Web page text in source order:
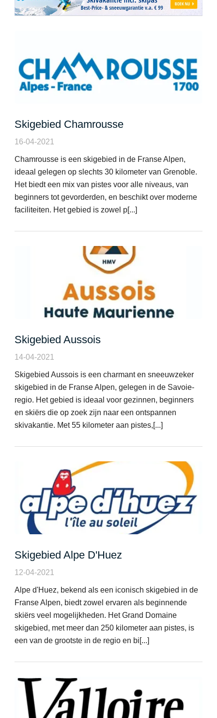
Skigebied Chamrousse
16-04-2021
Chamrousse is een skigebied in de Franse Alpen,
ideaal gelegen op slechts 30 kilometer van Grenoble.
Het biedt een mix van pistes voor alle niveaus, van
beginners tot gevorderden, en beschikt over moderne
faciliteiten. Het gebied is zowel p[...]
Skigebied Aussois
14-04-2021
Skigebied Aussois is een charmant en sneeuwzeker
skigebied in de Franse Alpen, gelegen in de Savoie-
regio. Het gebied is ideaal voor gezinnen, beginners
en skiërs die op zoek zijn naar een ontspannen
skivakantie. Met 55 kilometer aan pistes,[...]
Skigebied Alpe D'Huez
12-04-2021
Alpe d'Huez, bekend als een iconisch skigebied in de
Franse Alpen, biedt zowel ervaren als beginnende
skiërs veel mogelijkheden. Het Grand Domaine
skigebied, met meer dan 250 kilometer aan pistes, is
een van de grootste in de regio en bi[...]